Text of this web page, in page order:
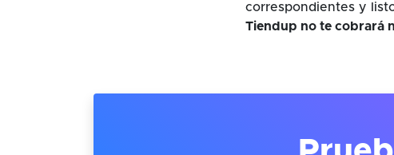
correspondientes y
Tiendup no te cobrará